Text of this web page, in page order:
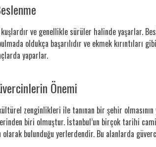
ve genellikle sürüler halinde yaşarlar.
oldukça başarılıdır ve ekmek kırıntıları
yaparlar.
Önemi
zenginlikleri ile tanınan bir şehir
biri olmuştur. İstanbul’un birçok tarihi
olarak bulunduğu yerlerdendir. Bu alanlarda